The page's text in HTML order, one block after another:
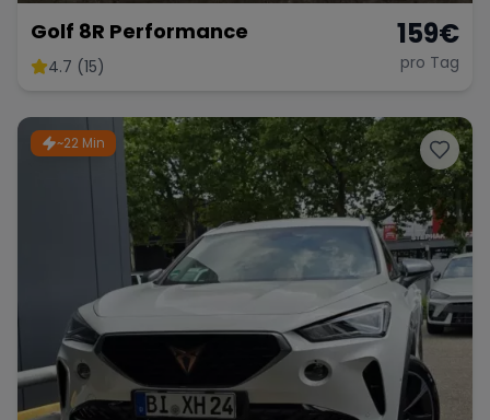
Golf 8R Performance
4.7 (15)
159€
pro Tag
~22 Min